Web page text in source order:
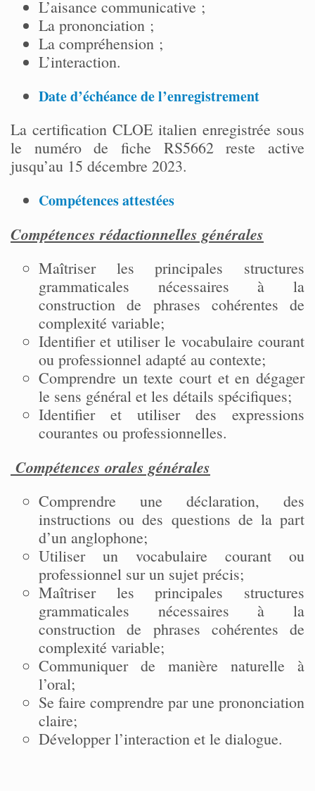
L’aisance communicative ;
La prononciation ;
La compréhension ;
L’interaction.
Date d’échéance de l’enregistrement
La certification CLOE italien enregistrée sous
le numéro de fiche RS5662 reste active
jusqu’au 15 décembre 2023.
Compétences attestées
Compétences rédactionnelles générales
Maîtriser les principales structures
grammaticales nécessaires à la
construction de phrases cohérentes de
complexité variable;
Identifier et utiliser le vocabulaire courant
ou professionnel adapté au contexte;
Comprendre un texte court et en dégager
le sens général et les détails spécifiques;
Identifier et utiliser des expressions
courantes ou professionnelles.
Compétences orales générales
Comprendre une déclaration, des
instructions ou des questions de la part
d’un anglophone;
Utiliser un vocabulaire courant ou
professionnel sur un sujet précis;
Maîtriser les principales structures
grammaticales nécessaires à la
construction de phrases cohérentes de
complexité variable;
Communiquer de manière naturelle à
l’oral;
Se faire comprendre par une prononciation
claire;
Développer l’interaction et le dialogue.